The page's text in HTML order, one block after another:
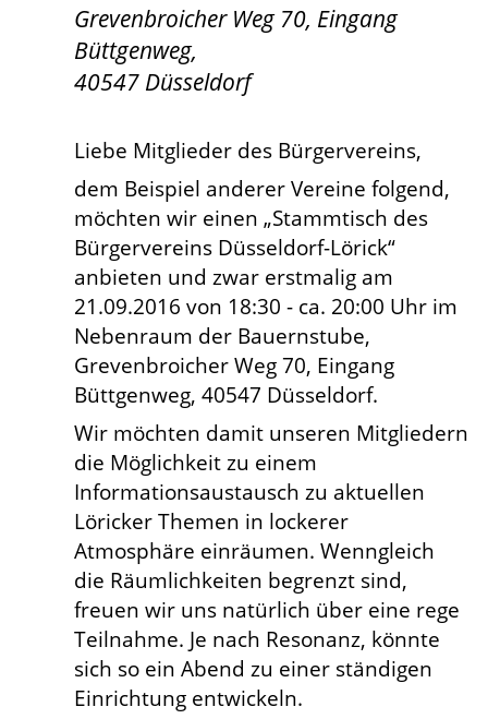
Grevenbroicher Weg 70, Eingang
Büttgenweg,
40547 Düsseldorf
Liebe Mitglieder des Bürgervereins,
dem Beispiel anderer Vereine folgend,
möchten wir einen „Stammtisch des
Bürgervereins Düsseldorf-Lörick“
anbieten und zwar erstmalig am
21.09.2016 von 18:30 - ca. 20:00 Uhr im
Nebenraum der Bauernstube,
Grevenbroicher Weg 70, Eingang
Büttgenweg, 40547 Düsseldorf.
Wir möchten damit unseren Mitgliedern
die Möglichkeit zu einem
Informationsaustausch zu aktuellen
Löricker Themen in lockerer
Atmosphäre einräumen. Wenngleich
die Räumlichkeiten begrenzt sind,
freuen wir uns natürlich über eine rege
Teilnahme. Je nach Resonanz, könnte
sich so ein Abend zu einer ständigen
Einrichtung entwickeln.